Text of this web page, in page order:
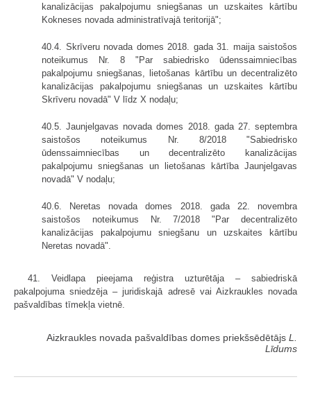
kanalizācijas pakalpojumu sniegšanas un uzskaites kārtību
Kokneses novada administratīvajā teritorijā";
40.4. Skrīveru novada domes 2018. gada 31. maija saistošos
noteikumus Nr. 8 "Par sabiedrisko ūdenssaimniecības
pakalpojumu sniegšanas, lietošanas kārtību un decentralizēto
kanalizācijas pakalpojumu sniegšanas un uzskaites kārtību
Skrīveru novadā" V līdz X nodaļu;
40.5. Jaunjelgavas novada domes 2018. gada 27. septembra
saistošos noteikumus Nr. 8/2018 "Sabiedrisko
ūdenssaimniecības un decentralizēto kanalizācijas
pakalpojumu sniegšanas un lietošanas kārtība Jaunjelgavas
novadā" V nodaļu;
40.6. Neretas novada domes 2018. gada 22. novembra
saistošos noteikumus Nr. 7/2018 "Par decentralizēto
kanalizācijas pakalpojumu sniegšanu un uzskaites kārtību
Neretas novadā".
41. Veidlapa pieejama reģistra uzturētāja – sabiedriskā
pakalpojuma sniedzēja – juridiskajā adresē vai Aizkraukles novada
pašvaldības tīmekļa vietnē.
Aizkraukles novada pašvaldības domes priekšsēdētājs L.
Līdums